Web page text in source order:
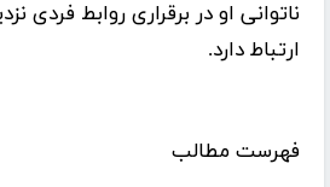
ناتوانی او در برقراری روابط فردی
ارتباط دارد.
فهرست مطالب